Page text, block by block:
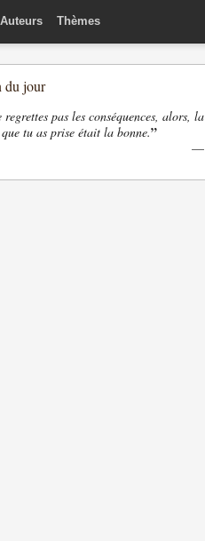
Auteurs Thèmes
du jour
regrettes pas les conséquences, alors, la
tu as prise était la bonne.”
—